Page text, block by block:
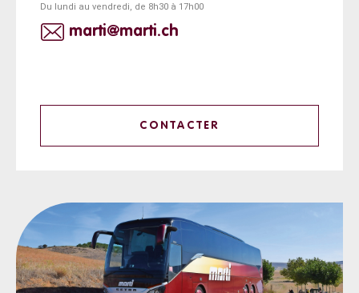
Du lundi au vendredi, de 8h30 à 17h00
marti@marti.ch
CONTACTER